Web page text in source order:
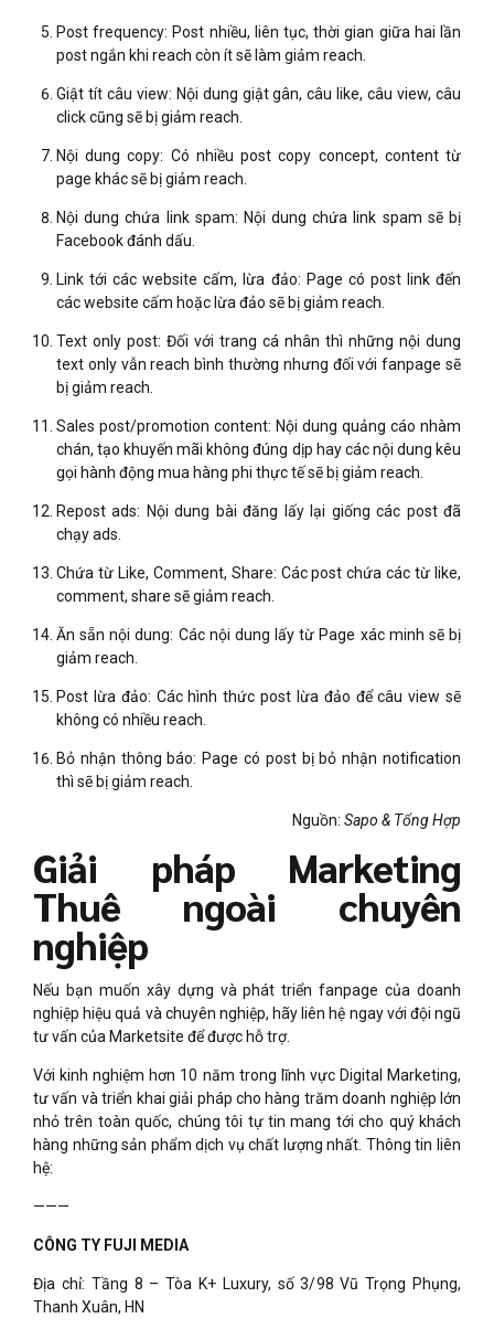
Post frequency: Post nhiều, liên tục, thời gian giữa hai lần
post ngắn khi reach còn ít sẽ làm giảm reach.
Giật tít câu view: Nội dung giật gân, câu like, câu view, câu
click cũng sẽ bị giảm reach.
Nội dung copy: Có nhiều post copy concept, content từ
page khác sẽ bị giảm reach.
Nội dung chứa link spam: Nội dung chứa link spam sẽ bị
Facebook đánh dấu.
Link tới các website cấm, lừa đảo: Page có post link đến
các website cấm hoặc lừa đảo sẽ bị giảm reach.
Text only post: Đối với trang cá nhân thì những nội dung
text only vẫn reach bình thường nhưng đối với fanpage sẽ
bị giảm reach.
Sales post/promotion content: Nội dung quảng cáo nhàm
chán, tạo khuyến mãi không đúng dịp hay các nội dung kêu
gọi hành động mua hàng phi thực tế sẽ bị giảm reach.
Repost ads: Nội dung bài đăng lấy lại giống các post đã
chạy ads.
Chứa từ Like, Comment, Share: Các post chứa các từ like,
comment, share sẽ giảm reach.
Ăn sẵn nội dung: Các nội dung lấy từ Page xác minh sẽ bị
giảm reach.
Post lừa đảo: Các hình thức post lừa đảo để câu view sẽ
không có nhiều reach.
Bỏ nhận thông báo: Page có post bị bỏ nhận notification
thì sẽ bị giảm reach.
Nguồn: Sapo & Tổng Hợp
Giải pháp Marketing
Thuê ngoài chuyên
nghiệp
Nếu bạn muốn xây dựng và phát triển fanpage của doanh
nghiệp hiệu quả và chuyên nghiệp, hãy liên hệ ngay với đội ngũ
tư vấn của Marketsite để được hỗ trợ.
Với kinh nghiệm hơn 10 năm trong lĩnh vực Digital Marketing,
tư vấn và triển khai giải pháp cho hàng trăm doanh nghiệp lớn
nhỏ trên toàn quốc, chúng tôi tự tin mang tới cho quý khách
hàng những sản phẩm dịch vụ chất lượng nhất. Thông tin liên
hệ:
———
CÔNG TY FUJI MEDIA
Địa chỉ: Tầng 8 – Tòa K+ Luxury, số 3/98 Vũ Trọng Phụng,
Thanh Xuân, HN